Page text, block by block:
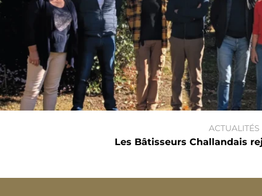
ACTUALITÉS
Les Bâtisseurs Challandais